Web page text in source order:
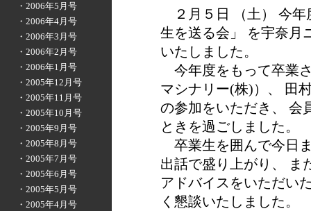
・2006年5月号
・2006年4月号
・2006年3月号
・2006年2月号
・2006年1月号
・2005年12月号
・2005年11月号
・2005年10月号
・2005年9月号
・2005年8月号
・2005年7月号
・2005年6月号
・2005年5月号
・2005年4月号
２月５日 （土） 今年
生を送る会」 を宇奈月
いたしました。
今年度をもって卒業
マシナリー(株)）、 田
の参加をいただき、 会
ときを過ごしました。
卒業生を囲んで今日
出話で盛り上がり、 ま
アドバイスをいただい
く懇談いたしました。